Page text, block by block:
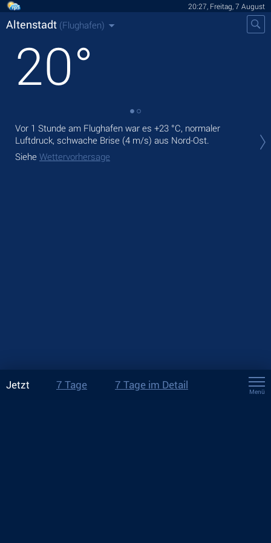
20:27, Freitag, 7 August
Altenstadt (Flughafen)
20°
Vor 1 Stunde am Flughafen war es +23 °C, normaler
Luftdruck, schwache Brise (4 m/s) aus Nord-Ost.
Siehe Wettervorhersage
Jetzt 7 Tage 7 Tage im Detail
Menü